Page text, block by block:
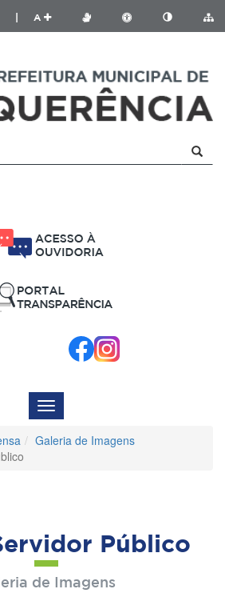
A
Menu
de
Navegação
Galeria de Imagens
Público
de Imagens